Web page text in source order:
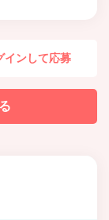
インして応募